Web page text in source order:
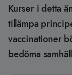
Kurser i detta
tillämpa
vaccinationer
bedöma